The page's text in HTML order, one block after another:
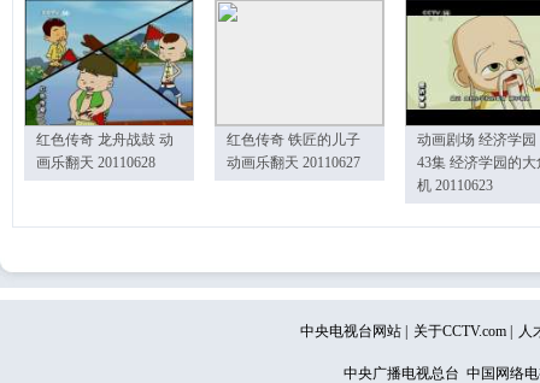
红色传奇 龙舟战鼓 动
画乐翻天 20110628
红色传奇 铁匠的儿子
动画乐翻天 20110627
动画剧场 经济学园
43集 经济学园的大
机 20110623
中央电视台网站 关于CCTV.com 人
中央广播电视总台 中国网络